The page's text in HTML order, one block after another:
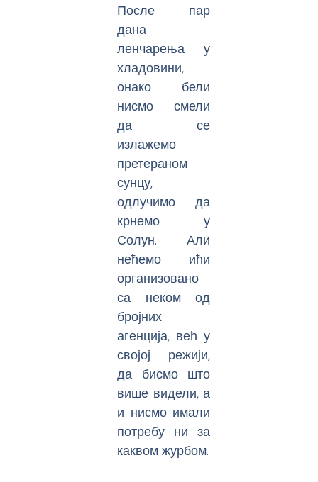
После пар
дана
ленчарења у
хладовини,
онако бели
нисмо смели
да се
излажемо
претераном
сунцу,
одлучимо да
крнемо у
Солун. Али
нећемо ићи
организовано
са неком од
бројних
агенција, већ у
својој режији,
да бисмо што
више видели, а
и нисмо имали
потребу ни за
каквом журбом.